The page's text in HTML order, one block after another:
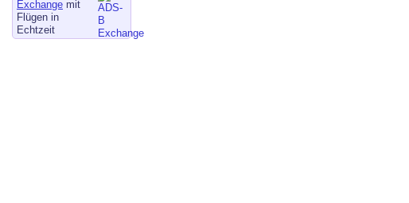
Exchange mit
Flügen in
Echtzeit